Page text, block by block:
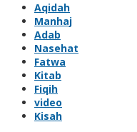
Aqidah
Manhaj
Adab
Nasehat
Fatwa
Kitab
Fiqih
video
Kisah